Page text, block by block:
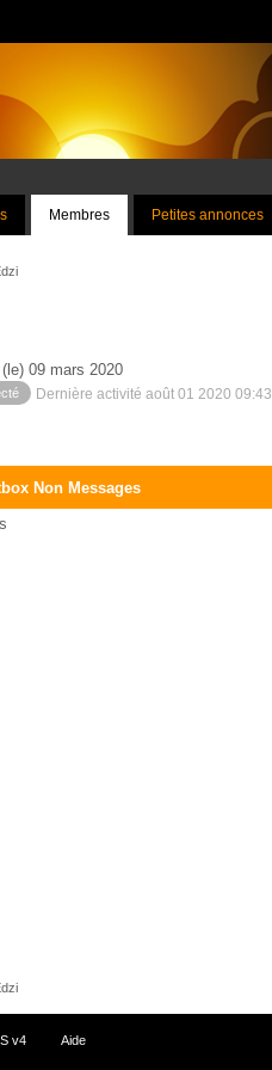
Membres Petites annonces
(le) 09 mars 2020
Dernière activité août 01 2020 09:43
Non Messages
v4 Aide